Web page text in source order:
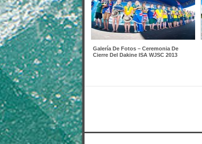
Galería De Fotos – Ceremonia De
Cierre Del Dakine ISA WJSC 2013